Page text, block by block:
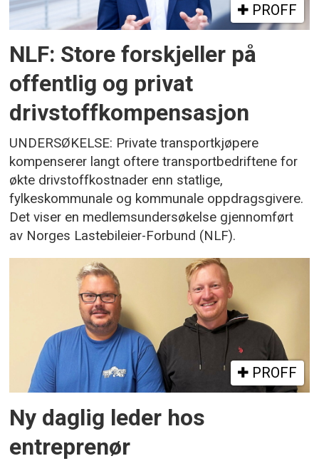
PROFF
NLF: Store forskjeller på
offentlig og privat
drivstoffkompensasjon
UNDERSØKELSE: Private transportkjøpere
kompenserer langt oftere transportbedriftene for
økte drivstoffkostnader enn statlige,
fylkeskommunale og kommunale oppdragsgivere.
Det viser en medlemsundersøkelse gjennomført
av Norges Lastebileier-Forbund (NLF).
PROFF
Ny daglig leder hos
entreprenør